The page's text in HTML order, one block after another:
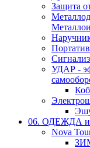
Защита
УДАР -
06. ОДЕЖДА
Nova